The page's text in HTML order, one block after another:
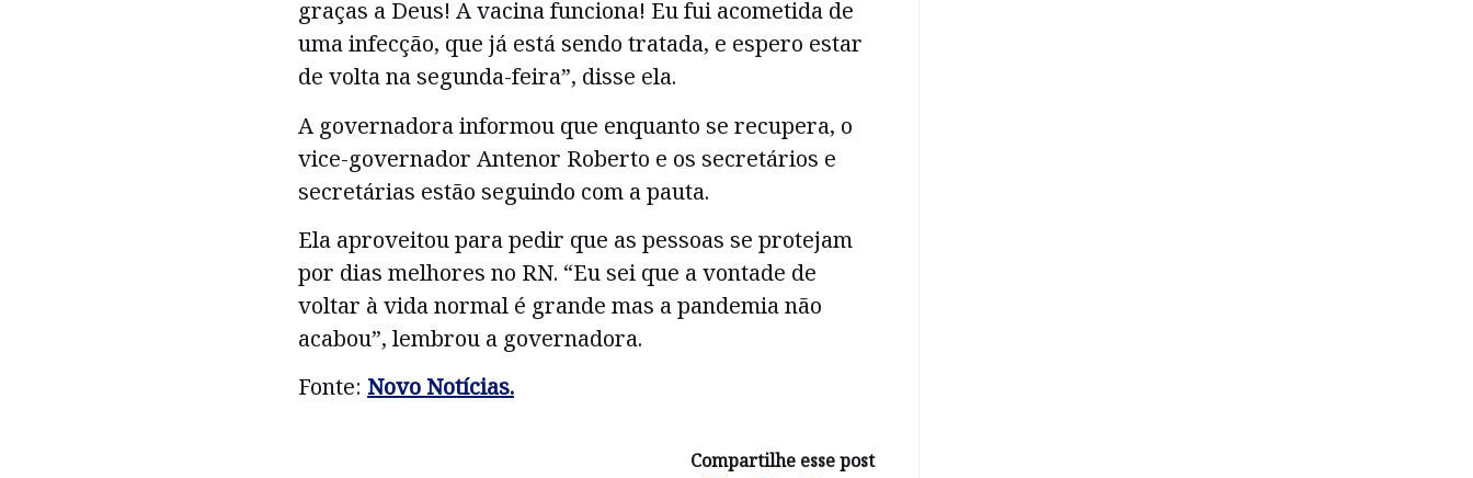
graças a Deus! A vacina funciona! Eu fui acometida de
uma infecção, que já está sendo tratada, e espero estar
de volta na segunda-feira”, disse ela.
A governadora informou que enquanto se recupera, o
vice-governador Antenor Roberto e os secretários e
secretárias estão seguindo com a pauta.
Ela aproveitou para pedir que as pessoas se protejam
por dias melhores no RN. “Eu sei que a vontade de
voltar à vida normal é grande mas a pandemia não
acabou”, lembrou a governadora.
Fonte: Novo Notícias.
Compartilhe esse post